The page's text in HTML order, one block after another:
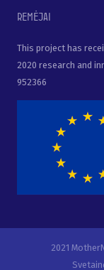
Remėjai
This project has
2020 research and
952366
2021